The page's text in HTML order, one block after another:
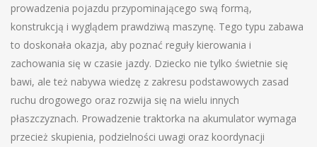
prowadzenia pojazdu przypominającego swą formą,
konstrukcją i wyglądem prawdziwą maszynę. Tego typu zabawa
to doskonała okazja, aby poznać reguły kierowania i
zachowania się w czasie jazdy. Dziecko nie tylko świetnie się
bawi, ale też nabywa wiedzę z zakresu podstawowych zasad
ruchu drogowego oraz rozwija się na wielu innych
płaszczyznach. Prowadzenie traktorka na akumulator wymaga
przecież skupienia, podzielności uwagi oraz koordynacji